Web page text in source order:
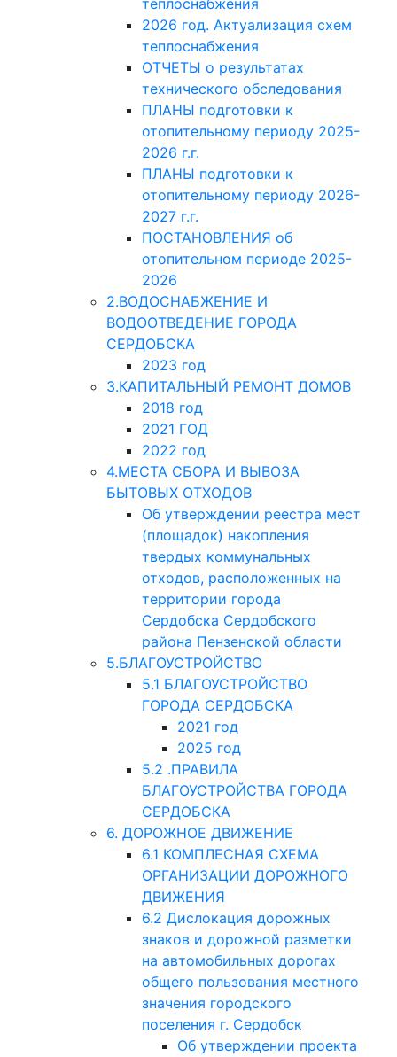
теплоснабжения
2026 год. Актуализация схем
теплоснабжения
ОТЧЕТЫ о результатах
технического обследования
ПЛАНЫ подготовки к
отопительному периоду 2025-
2026 г.г.
ПЛАНЫ подготовки к
отопительному периоду 2026-
2027 г.г.
ПОСТАНОВЛЕНИЯ об
отопительном периоде 2025-
2026
2.ВОДОСНАБЖЕНИЕ И
ВОДООТВЕДЕНИЕ ГОРОДА
СЕРДОБСКА
2023 год
3.КАПИТАЛЬНЫЙ РЕМОНТ ДОМОВ
2018 год
2021 ГОД
2022 год
4.МЕСТА СБОРА И ВЫВОЗА
БЫТОВЫХ ОТХОДОВ
Об утверждении реестра мест
(площадок) накопления
твердых коммунальных
отходов, расположенных на
территории города
Сердобска Сердобского
района Пензенской области
5.БЛАГОУСТРОЙСТВО
5.1 БЛАГОУСТРОЙСТВО
ГОРОДА СЕРДОБСКА
2021 год
2025 год
5.2 .ПРАВИЛА
БЛАГОУСТРОЙСТВА ГОРОДА
СЕРДОБСКА
6. ДОРОЖНОЕ ДВИЖЕНИЕ
6.1 КОМПЛЕСНАЯ СХЕМА
ОРГАНИЗАЦИИ ДОРОЖНОГО
ДВИЖЕНИЯ
6.2 Дислокация дорожных
знаков и дорожной разметки
на автомобильных дорогах
общего пользования местного
значения городского
поселения г. Сердобск
Об утверждении проекта